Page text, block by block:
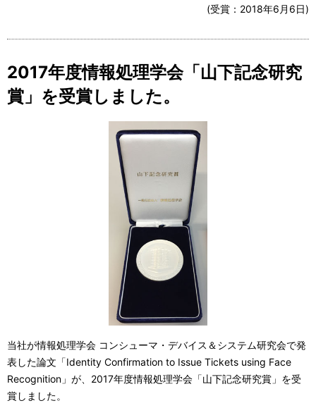
(受賞：2018年6月6日)
2017年度情報処理学会「山下記念研究
賞」を受賞しました。
当社が情報処理学会 コンシューマ・デバイス＆システム研究会で発
表した論文「Identity Confirmation to Issue Tickets using Face
Recognition」が、2017年度情報処理学会「山下記念研究賞」を受
賞しました。